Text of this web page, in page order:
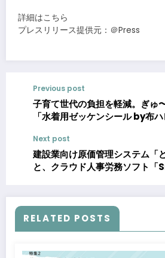
詳細はこちら
プレスリリース提供元：＠Press
Previous post
子育て世代の負担を軽減。ぎゅ
「水着用ゼッケンシール by布
Next post
建設業向け原価管理システム「
と、クラウド人事労務ソフト
RELATED POSTS